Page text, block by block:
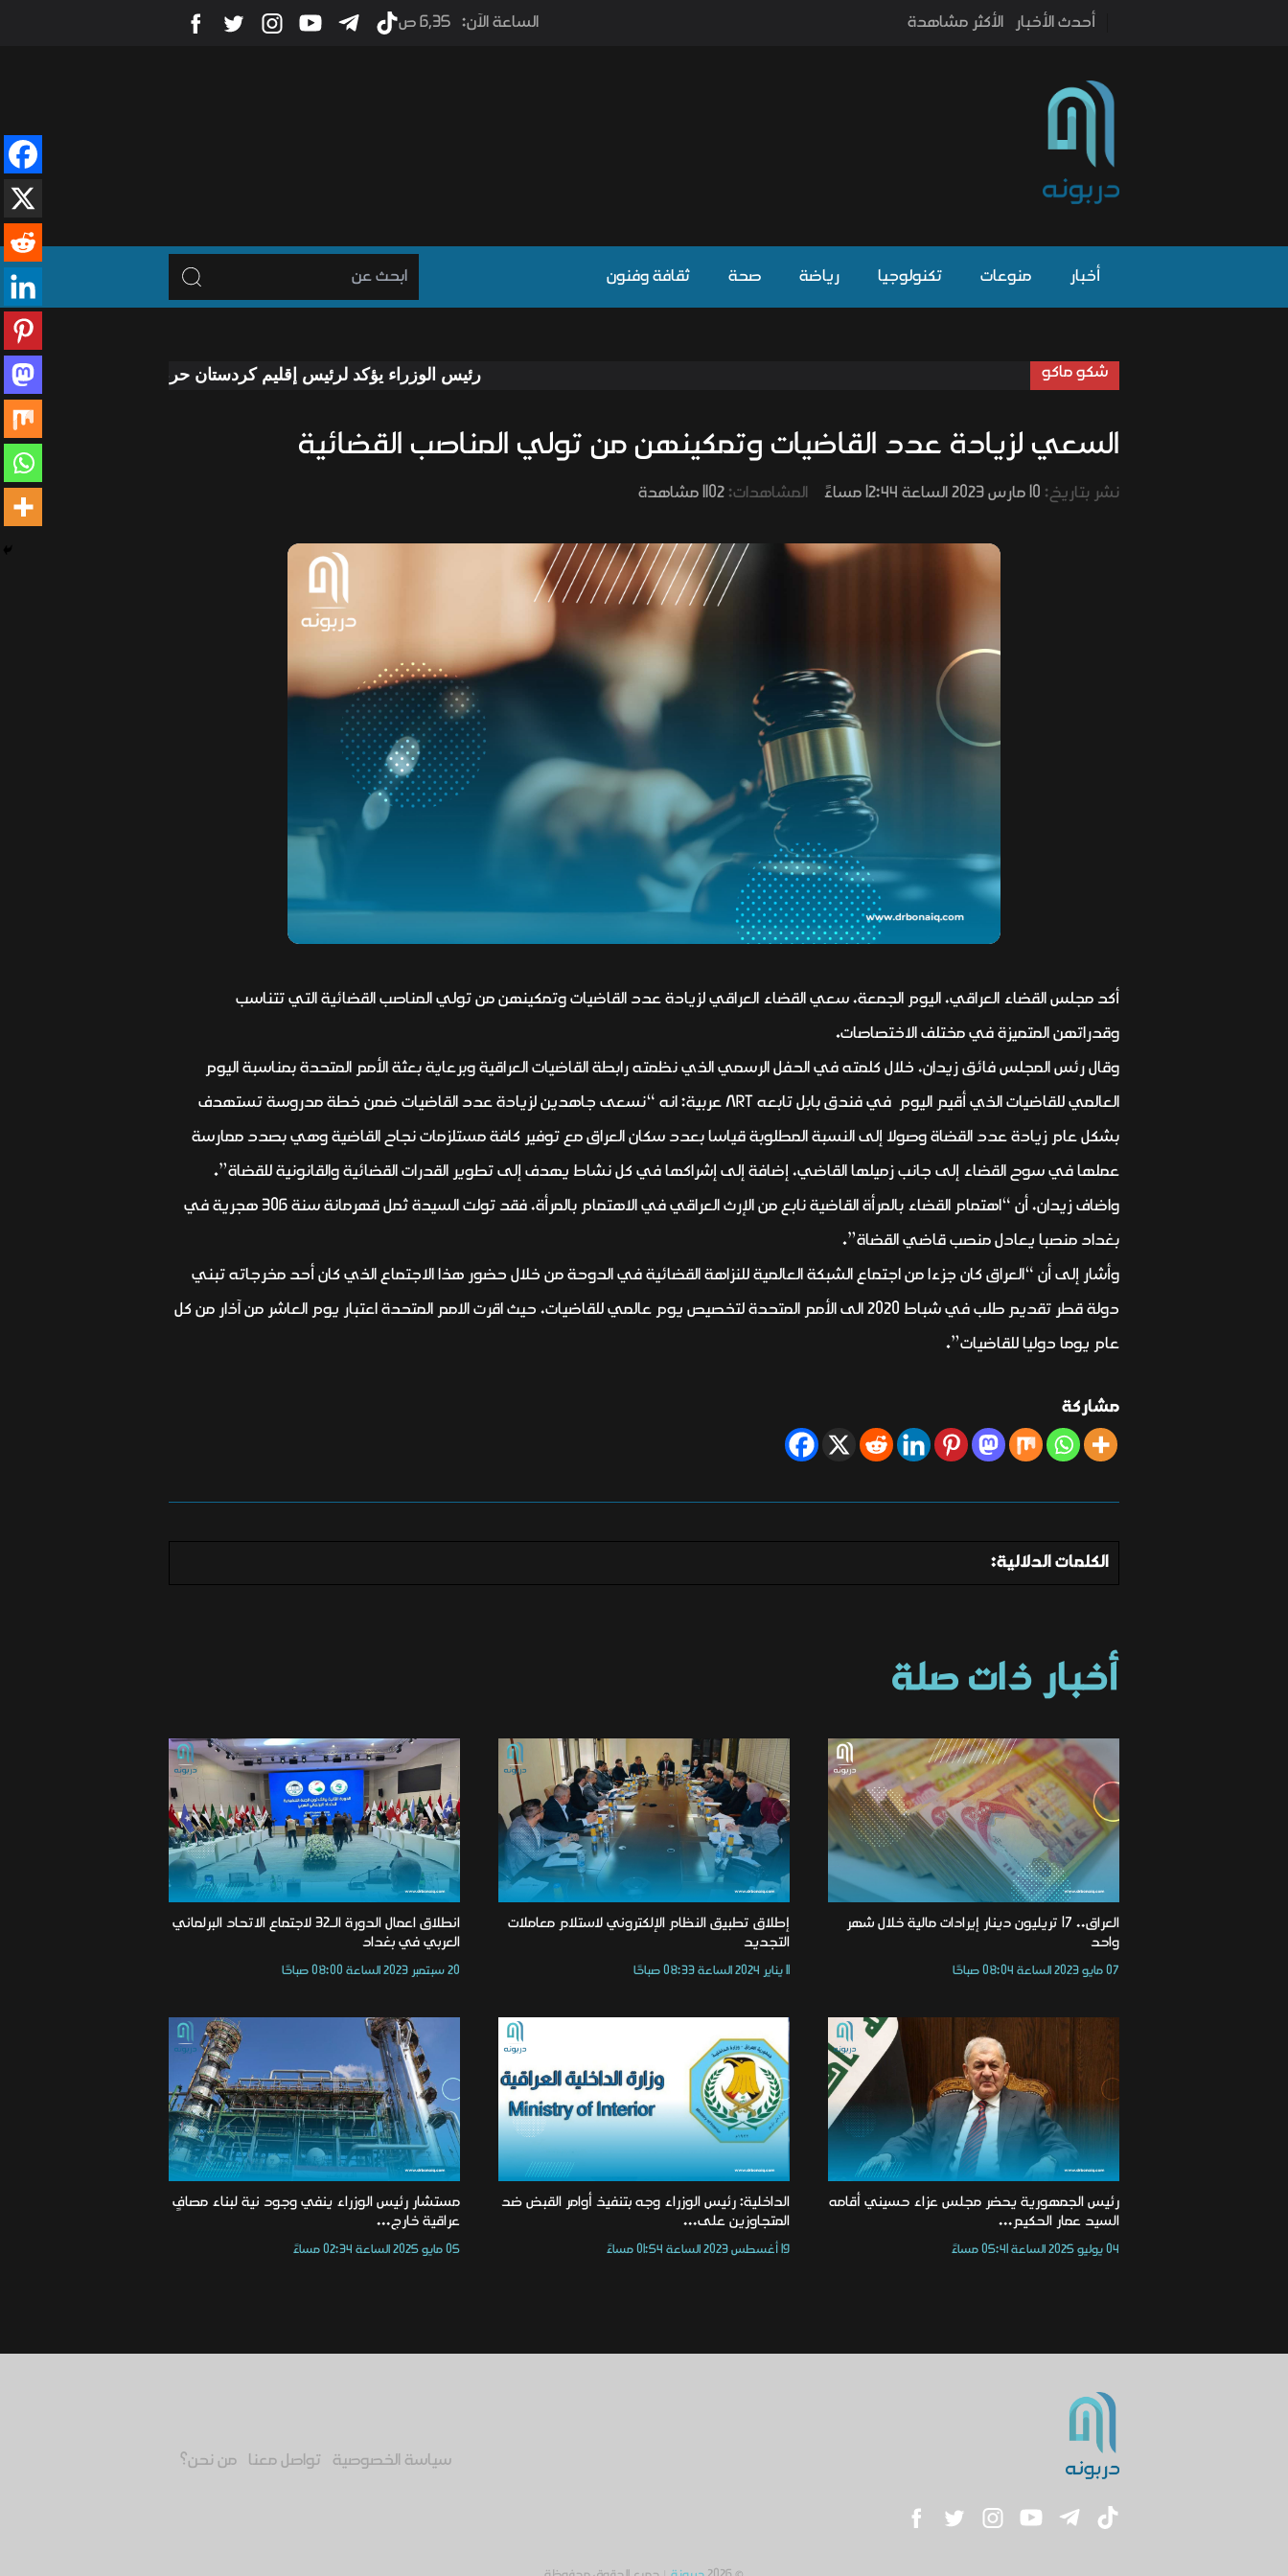
أحدث الأخبار الأكثر مشاهدة الساعة الآن: 6٫35 ص
أخبار منوعات تكنولوجيا رياضة صحة ثقافة وفنون
شكو ماكو رئيس الوزراء يؤكد لرئيس إقليم كردستان حرص الحكومة على معالجة جميع
السعي لزيادة عدد القاضيات وتمكينهن من تولي المناصب القضائية
نشر بتاريخ: 10 مارس 2023 الساعة 12:44 مساءً المشاهدات:1102 مشاهدة
أكد مجلس القضاء العراقي، اليوم الجمعة، سعي القضاء العراقي لزيادة عدد القاضيات وتمكينهن من تولي المناصب القضائية التي تتناسب
وقدراتهن المتميزة في مختلف الاختصاصات.
وقال رئس المجلس فائق زيدان، خلال كلمته في الحفل الرسمي الذي نظمته رابطة القاضيات العراقية وبرعاية بعثة الأمم المتحدة بمناسبة اليوم
العالمي للقاضيات الذي أقيم اليوم في فندق بابل تابعه NRT عربية: انه “نسعى جاهدين لزيادة عدد القاضيات ضمن خطة مدروسة تستهدف
بشكل عام زيادة عدد القضاة وصولا إلى النسبة المطلوبة قياسا بعدد سكان العراق مع توفير كافة مستلزمات نجاح القاضية وهي بصدد ممارسة
عملها في سوح القضاء إلى جانب زميلها القاضي، إضافة إلى إشراكها في كل نشاط يهدف إلى تطوير القدرات القضائية والقانونية للقضاة”.
واضاف زيدان، أن “اهتمام القضاء بالمرأة القاضية نابع من الإرث العراقي في الاهتمام بالمرأة، فقد تولت السيدة ثمل قهرمانة سنة 306 هجرية في
بغداد منصبا يعادل منصب قاضي القضاة”.
وأشار إلى أن “العراق كان جزءا من اجتماع الشبكة العالمية للنزاهة القضائية في الدوحة من خلال حضور هذا الاجتماع الذي كان أحد مخرجاته تبني
دولة قطر تقديم طلب في شباط 2020 الى الأمم المتحدة لتخصيص يوم عالمي للقاضيات، حيث اقرت الامم المتحدة اعتبار يوم العاشر من آذار من كل
عام يوما دوليا للقاضيات”.
مشاركة
الكلمات الدلالية:
أخبار ذات صلة
العراق.. 17 تريليون دينار إيرادات مالية خلال شهر
واحد
07 مايو 2023 الساعة 08:04 صباحًا
إطلاق تطبيق النظام الإلكتروني لاستلام معاملات
التجديد
11 يناير 2024 الساعة 08:33 صباحًا
انطلاق اعمال الدورة الـ32 لاجتماع الاتحاد البرلماني
العربي في بغداد
20 سبتمبر 2023 الساعة 08:00 صباحًا
رئيس الجمهورية يحضر مجلس عزاء حسيني أقامه
السيد عمار الحكيم...
04 يوليو 2025 الساعة 05:41 مساءً
الداخلية: رئيس الوزراء وجه بتنفيذ أوامر القبض ضد
المتجاوزين على...
19 أغسطس 2023 الساعة 01:54 مساءً
مستشار رئيس الوزراء ينفي وجود نية لبناء مصافٍ
عراقية خارج...
05 مايو 2025 الساعة 02:34 مساءً
سياسة الخصوصية تواصل معنا من نحن؟